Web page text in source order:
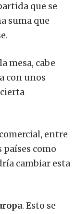
que se
suma que
mesa, cabe
con unos
entre
como
cambiar esta
. Esto se